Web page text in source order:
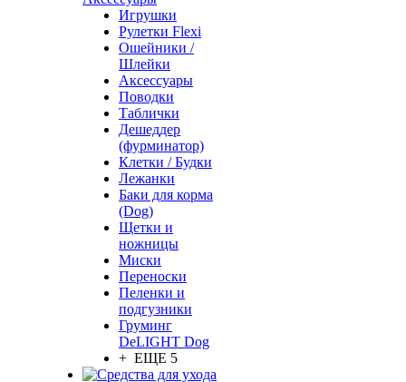
Игрушки
Рулетки Flexi
Ошейники /
Шлейки
Аксессуары
Поводки
Таблички
Дешеддер
(фурминатор)
Клетки / Будки
Лежанки
Баки для корма
(Dog)
Щетки и
ножницы
Миски
Переноски
Пеленки и
подгузники
Груминг
DeLIGHT Dog
+ ЕЩЕ 5